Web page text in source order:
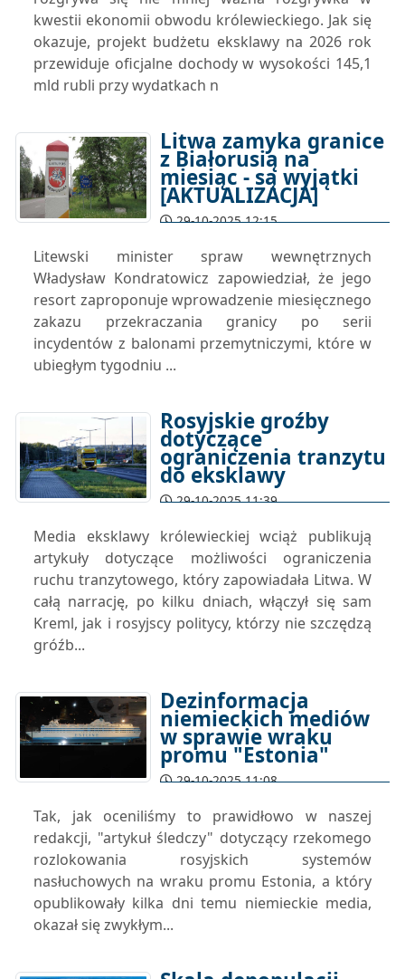
kwestii ekonomii obwodu królewieckiego. Jak się
okazuje, projekt budżetu eksklawy na 2026 rok
przewiduje oficjalne dochody w wysokości 145,1
mld rubli przy wydatkach n
Litwa zamyka granice
z Białorusią na
miesiąc - są wyjątki
[AKTUALIZACJA]
29-10-2025 12:15
Litewski minister spraw wewnętrznych
Władysław Kondratowicz zapowiedział, że jego
resort zaproponuje wprowadzenie miesięcznego
zakazu przekraczania granicy po serii
incydentów z balonami przemytniczymi, które w
ubiegłym tygodniu ...
Rosyjskie groźby
dotyczące
ograniczenia tranzytu
do eksklawy
29-10-2025 11:39
Media eksklawy królewieckiej wciąż publikują
artykuły dotyczące możliwości ograniczenia
ruchu tranzytowego, który zapowiadała Litwa. W
całą narrację, po kilku dniach, włączył się sam
Kreml, jak i rosyjscy politycy, którzy nie szczędzą
gróźb...
Dezinformacja
niemieckich mediów
w sprawie wraku
promu "Estonia"
29-10-2025 11:08
Tak, jak oceniliśmy to prawidłowo w naszej
redakcji, "artykuł śledczy" dotyczący rzekomego
rozlokowania rosyjskich systemów
nasłuchowych na wraku promu Estonia, a który
opublikowały kilka dni temu niemieckie media,
okazał się zwykłym...